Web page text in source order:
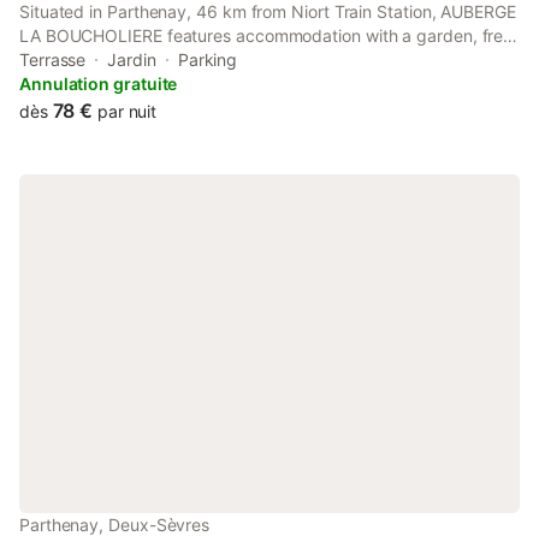
Situated in Parthenay, 46 km from Niort Train Station, AUBERGE
LA BOUCHOLIERE features accommodation with a garden, free
private parking, a terrace and a restaurant.
Terrasse Jardin
Parking
Annulation gratuite
dès 78 € par nuit
Parthenay, Deux-Sèvres